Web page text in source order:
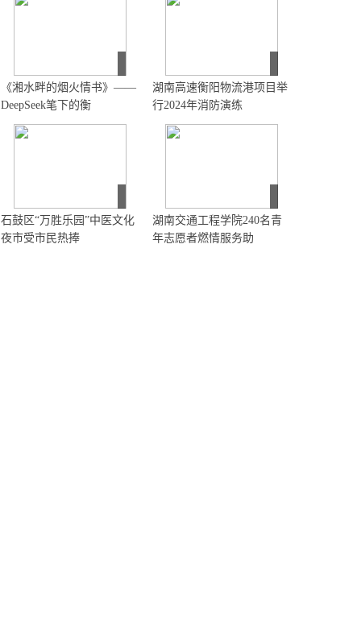
《湘水畔的烟火情书》——
DeepSeek笔下的衡
湖南高速衡阳物流港项目举
行2024年消防演练
石鼓区“万胜乐园”中医文化
夜市受市民热捧
湖南交通工程学院240名青
年志愿者燃情服务助